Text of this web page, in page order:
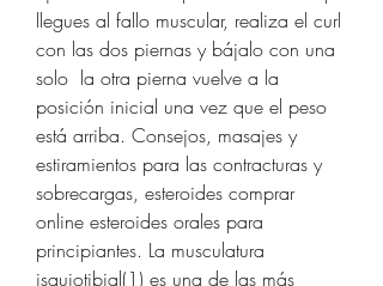
llegues al fallo muscular, realiza el curl
con las dos piernas y bájalo con una
solo  la otra pierna vuelve a la
posición inicial una vez que el peso
está arriba. Consejos, masajes y
estiramientos para las contracturas y
sobrecargas, esteroides comprar
online esteroides orales para
principiantes. La musculatura
isquiotibial(1) es una de las más